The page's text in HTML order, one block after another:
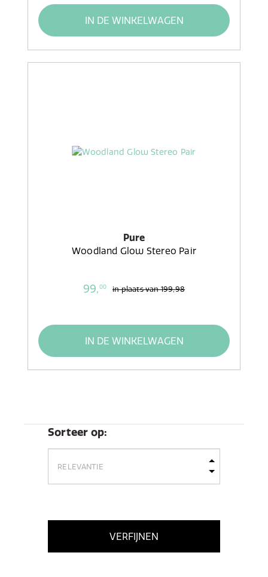
IN DE WINKELWAGEN
Pure
Woodland Glow Stereo Pair
99,00 in plaats van199,98
IN DE WINKELWAGEN
Sorteer op:
VERFIJNEN